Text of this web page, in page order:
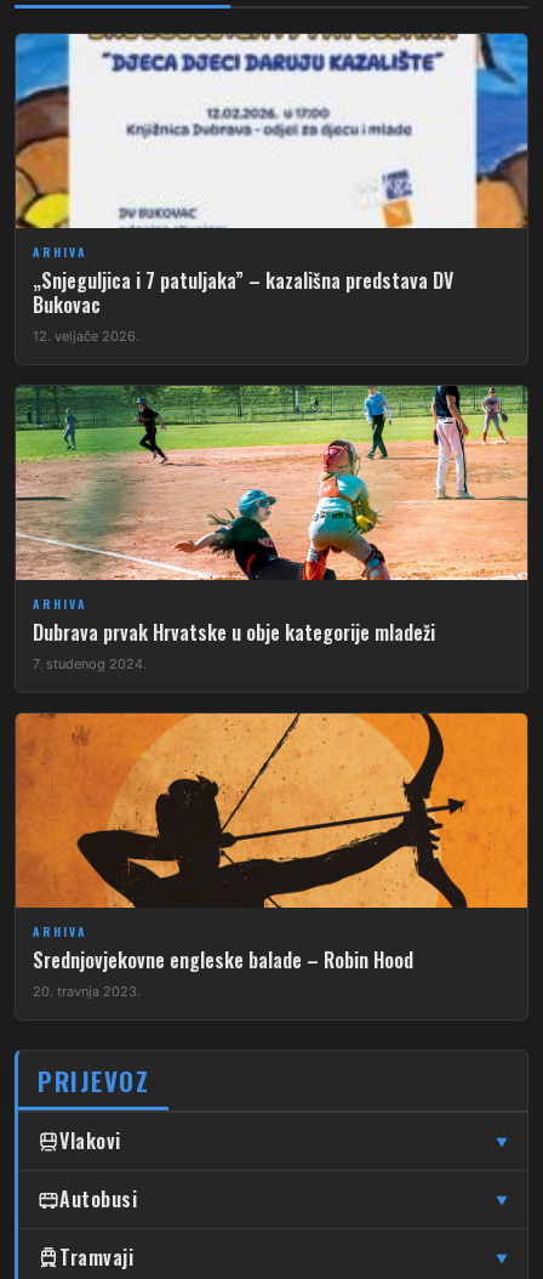
ARHIVA
„Snjeguljica i 7 patuljaka” – kazališna predstava DV
Bukovac
12. veljače 2026.
ARHIVA
Dubrava prvak Hrvatske u obje kategorije mladeži
7. studenog 2024.
ARHIVA
Srednjovjekovne engleske balade – Robin Hood
20. travnja 2023.
PRIJEVOZ
Vlakovi ▼
Čulinec Čulinec
Trnava Trnava
Autobusi ▼
DUBRAVA
Tramvaji ▼